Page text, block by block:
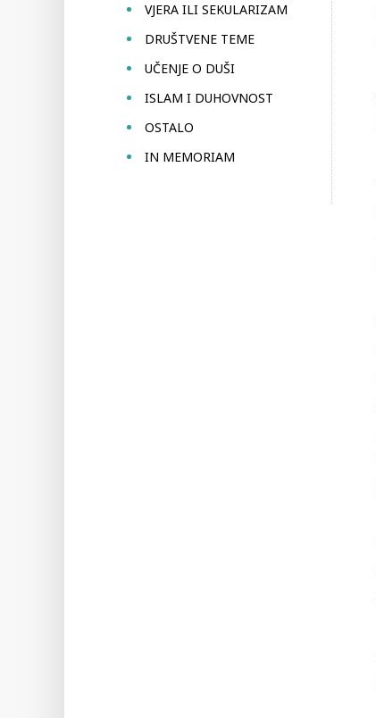
VJERA ILI SEKULARIZAM
DRUŠTVENE TEME
UČENJE O DUŠI
ISLAM I DUHOVNOST
OSTALO
IN MEMORIAM